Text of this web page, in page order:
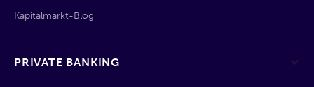
Kapitalmarkt-Blog
PRIVATE BANKING